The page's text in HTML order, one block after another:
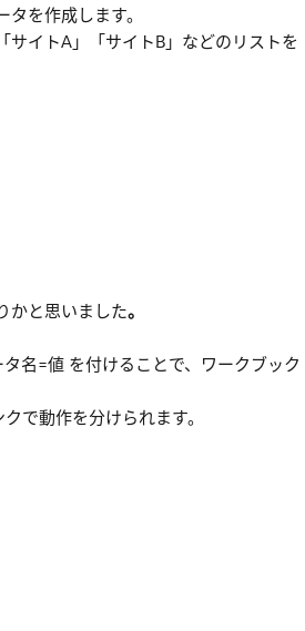
を作成します。
イトA」「サイトB」などのリストを
る計算フィールドを作成。
るダッシュボード表示が可能。
- Qiita
かと思いました。
名=値 を付けることで、ワークブック
で動作を分けられます。